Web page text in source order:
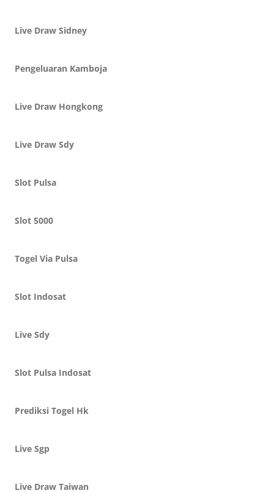
Live Draw Sidney
Pengeluaran Kamboja
Live Draw Hongkong
Live Draw Sdy
Slot Pulsa
Slot 5000
Togel Via Pulsa
Slot Indosat
Live Sdy
Slot Pulsa Indosat
Prediksi Togel Hk
Live Sgp
Live Draw Taiwan